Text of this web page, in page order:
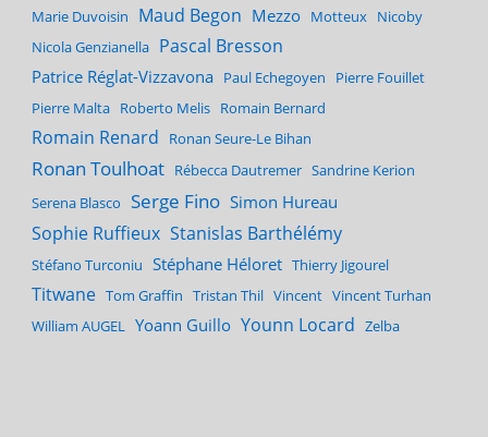
Marie Duvoisin
Maud Begon Mezzo Motteux Nicoby
Nicola Genzianella Pascal Bresson
Patrice Réglat-Vizzavona Paul Echegoyen
Pierre Fouillet
Pierre Malta Roberto Melis Romain Bernard
Romain Renard Ronan Seure-Le Bihan
Ronan Toulhoat Rébecca Dautremer Sandrine Kerion
Serena Blasco Serge Fino Simon Hureau
Sophie Ruffieux Stanislas Barthélémy
Stéfano Turconiu Stéphane Héloret Thierry Jigourel
Titwane Tom Graffin Tristan Thil Vincent Vincent Turhan
William AUGEL
Yoann Guillo Younn Locard Zelba